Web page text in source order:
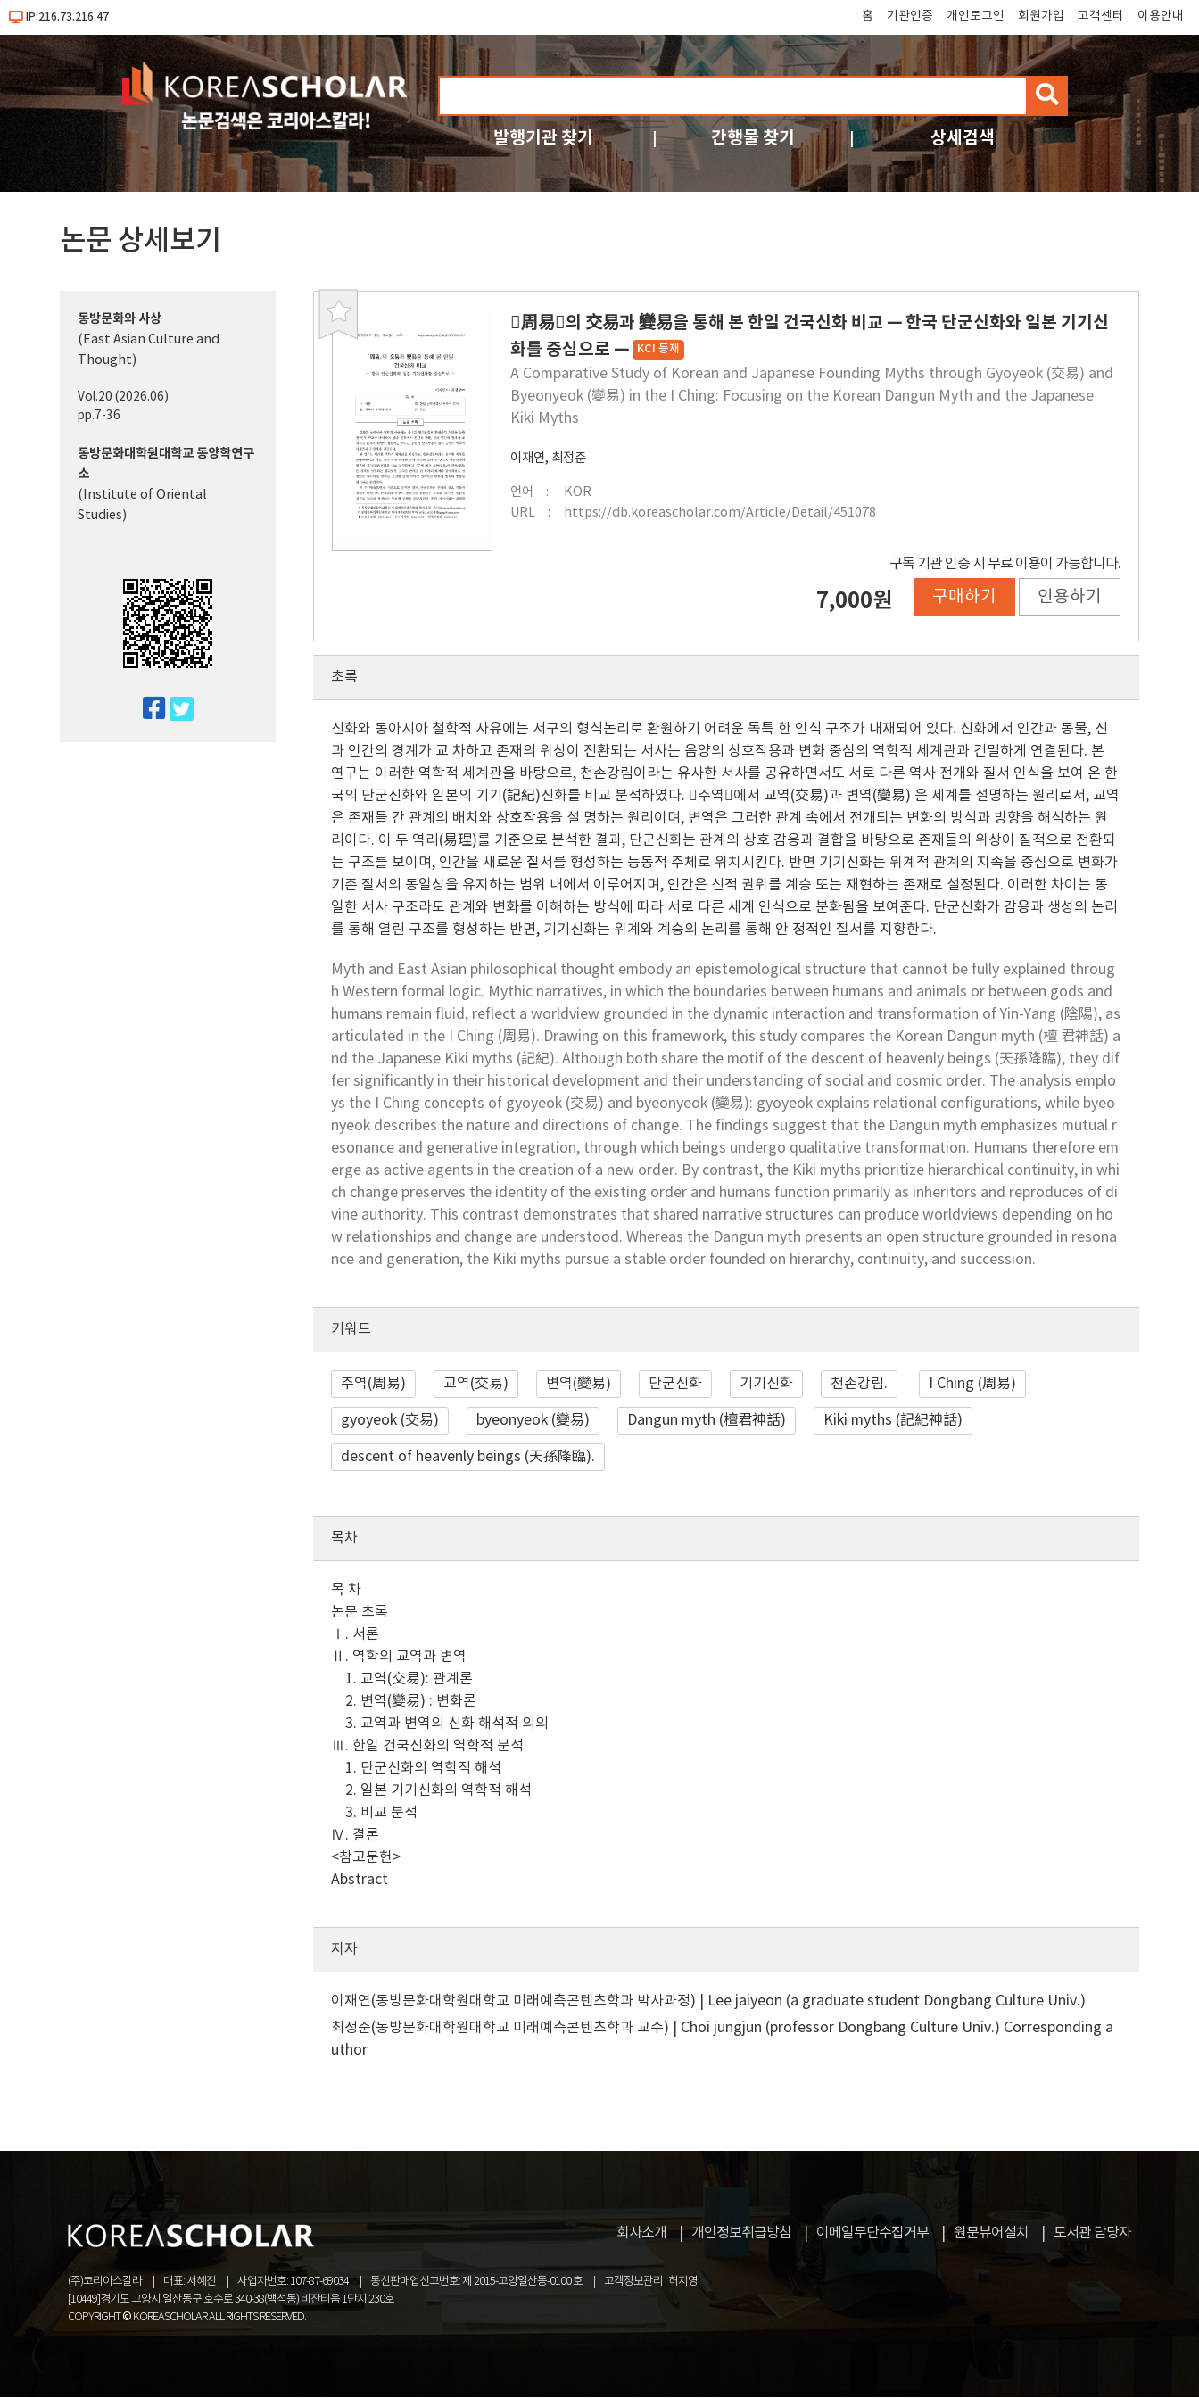
IP:216.73.216.47 홈 기관인증 개인로그인 회원가입 고객센터 이용안내
검
색
발행기관 찾기 간행물 찾기 상세검색
논문 상세보기
북
周易의 交易과 變易을 통해 본 한일 건국신화 비교 — 한국 단군신화와 일본 기기신
화를 중심으로 — KCI 등재
A Comparative Study of Korean and Japanese Founding Myths through Gyoyeok (交易) and
Byeonyeok (變易) in the I Ching: Focusing on the Korean Dangun Myth and the Japanese
Kiki Myths
이재연, 최정준
언어
KOR
URL
https://db.koreascholar.com/Article/Detail/451078
구독 기관 인증 시 무료 이용이 가능합니다.
7,000원 구매하기 인용하기
동방문화와 사상
(East Asian Culture and
Thought)
Vol.20 (2026.06)
pp.7-36
동방문화대학원대학교 동양학연구
소
(Institute of Oriental
Studies)
초록
신화와 동아시아 철학적 사유에는 서구의 형식논리로 환원하기 어려운 독특 한 인식 구조가 내재되어 있다. 신화에서 인간과 동물, 신
과 인간의 경계가 교 차하고 존재의 위상이 전환되는 서사는 음양의 상호작용과 변화 중심의 역학적 세계관과 긴밀하게 연결된다. 본
연구는 이러한 역학적 세계관을 바탕으로, 천손강림이라는 유사한 서사를 공유하면서도 서로 다른 역사 전개와 질서 인식을 보여 온 한
국의 단군신화와 일본의 기기(記紀)신화를 비교 분석하였다. 주역에서 교역(交易)과 변역(變易) 은 세계를 설명하는 원리로서, 교역
은 존재들 간 관계의 배치와 상호작용을 설 명하는 원리이며, 변역은 그러한 관계 속에서 전개되는 변화의 방식과 방향을 해석하는 원
리이다. 이 두 역리(易理)를 기준으로 분석한 결과, 단군신화는 관계의 상호 감응과 결합을 바탕으로 존재들의 위상이 질적으로 전환되
는 구조를 보이며, 인간을 새로운 질서를 형성하는 능동적 주체로 위치시킨다. 반면 기기신화는 위계적 관계의 지속을 중심으로 변화가
기존 질서의 동일성을 유지하는 범위 내에서 이루어지며, 인간은 신적 권위를 계승 또는 재현하는 존재로 설정된다. 이러한 차이는 동
일한 서사 구조라도 관계와 변화를 이해하는 방식에 따라 서로 다른 세계 인식으로 분화됨을 보여준다. 단군신화가 감응과 생성의 논리
를 통해 열린 구조를 형성하는 반면, 기기신화는 위계와 계승의 논리를 통해 안 정적인 질서를 지향한다.
Myth and East Asian philosophical thought embody an epistemological structure that cannot be fully explained throug
h Western formal logic. Mythic narratives, in which the boundaries between humans and animals or between gods and
humans remain fluid, reflect a worldview grounded in the dynamic interaction and transformation of Yin-Yang (陰陽), as
articulated in the I Ching (周易). Drawing on this framework, this study compares the Korean Dangun myth (檀 君神話) a
nd the Japanese Kiki myths (記紀). Although both share the motif of the descent of heavenly beings (天孫降臨), they dif
fer significantly in their historical development and their understanding of social and cosmic order. The analysis emplo
ys the I Ching concepts of gyoyeok (交易) and byeonyeok (變易): gyoyeok explains relational configurations, while byeo
nyeok describes the nature and directions of change. The findings suggest that the Dangun myth emphasizes mutual r
esonance and generative integration, through which beings undergo qualitative transformation. Humans therefore em
erge as active agents in the creation of a new order. By contrast, the Kiki myths prioritize hierarchical continuity, in whi
ch change preserves the identity of the existing order and humans function primarily as inheritors and reproduces of di
vine authority. This contrast demonstrates that shared narrative structures can produce worldviews depending on ho
w relationships and change are understood. Whereas the Dangun myth presents an open structure grounded in resona
nce and generation, the Kiki myths pursue a stable order founded on hierarchy, continuity, and succession.
키워드
주역(周易) 교역(交易) 변역(變易) 단군신화 기기신화 천손강림. I Ching (周易)
gyoyeok (交易) byeonyeok (變易) Dangun myth (檀君神話) Kiki myths (記紀神話)
descent of heavenly beings (天孫降臨).
목차
목 차
논문 초록
Ⅰ. 서론
Ⅱ. 역학의 교역과 변역
1. 교역(交易): 관계론
2. 변역(變易) : 변화론
3. 교역과 변역의 신화 해석적 의의
Ⅲ. 한일 건국신화의 역학적 분석
1. 단군신화의 역학적 해석
2. 일본 기기신화의 역학적 해석
3. 비교 분석
Ⅳ. 결론
<참고문헌>
Abstract
저자
이재연(동방문화대학원대학교 미래예측콘텐츠학과 박사과정) | Lee jaiyeon (a graduate student Dongbang Culture Univ.)
최정준(동방문화대학원대학교 미래예측콘텐츠학과 교수) | Choi jungjun (professor Dongbang Culture Univ.) Corresponding a
uthor
회사소개 개인정보취급방침 이메일무단수집거부 원문뷰어설치 도서관 담당자
(주)코리아스칼라 대표: 서혜진 사업자번호: 107-87-69034 통신판매업신고번호: 제 2015-고양일산동-0100 호
고객정보관리 : 허지영
[10449]경기도 고양시 일산동구 호수로 340-38(백석동) 비잔티움 1단지 230호
COPYRIGHT © KOREASCHOLAR ALL RIGHTS RESERVED.